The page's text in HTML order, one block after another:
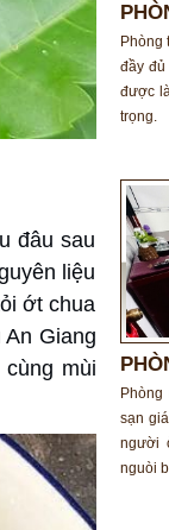
đâu sau
liệu
ớt chua
Giang
mùi
ĐÔI
Phòng
đầy
được
trọng.
ĐÔI
sạn
người
nguòi